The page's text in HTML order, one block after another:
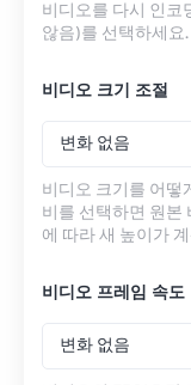
비디오를 다시 인코
않음)를 선택하세요.
비디오 크기 조절
변화 없음
비디오 크기를 어떻
비를 선택하면 원본
에 따라 새 높이가
비디오 프레임 속도
변화 없음